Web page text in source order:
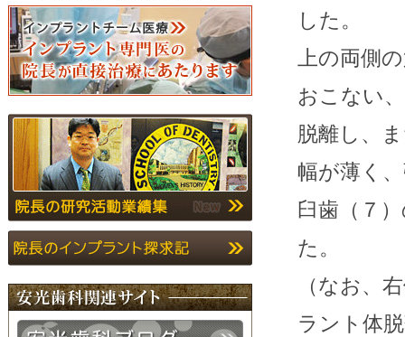
した。
上の両側
おこない
脱離し、
幅が薄く
臼歯（７
た。
（なお、
ラント体